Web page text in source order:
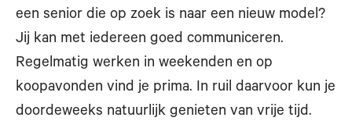
een senior die op zoek is naar een nieuw model?
Jij kan met iedereen goed communiceren.
Regelmatig werken in weekenden en op
koopavonden vind je prima. In ruil daarvoor kun je
doordeweeks natuurlijk genieten van vrije tijd.